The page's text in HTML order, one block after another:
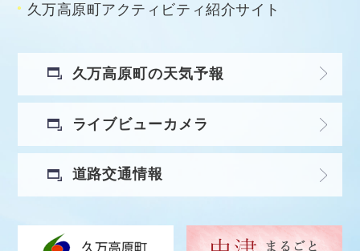
久万高原町アクティビティ紹介サイト
久万高原町の天気予報
ライブビューカメラ
道路交通情報